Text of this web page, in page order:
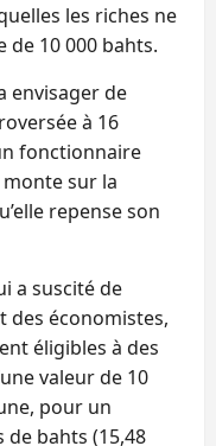
les riches ne
de 10 000 bahts.
envisager de
à 16
fonctionnaire
sur la
repense son
a suscité de
des économistes,
éligibles à des
valeur de 10
pour un
de bahts (15,48